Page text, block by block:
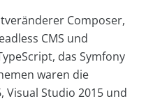
Composer,
CMS und
das Symfony
waren die
Visual Studio 2015 und